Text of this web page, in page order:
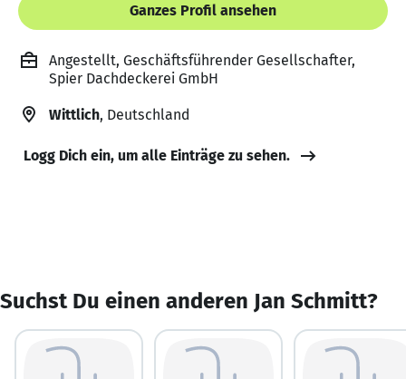
Ganzes Profil ansehen
Angestellt, Geschäftsführender Gesellschafter,
Spier Dachdeckerei GmbH
Wittlich, Deutschland
Logg Dich ein, um alle Einträge zu sehen.
Suchst Du einen anderen Jan Schmitt?